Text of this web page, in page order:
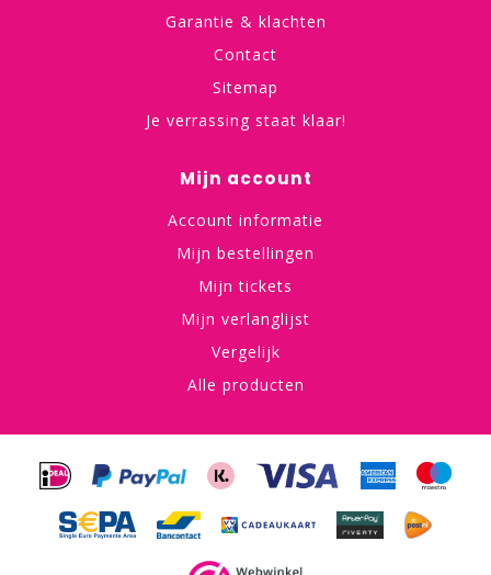
Garantie & klachten
Contact
Sitemap
Je verrassing staat klaar!
Mijn account
Account informatie
Mijn bestellingen
Mijn tickets
Mijn verlanglijst
Vergelijk
Alle producten